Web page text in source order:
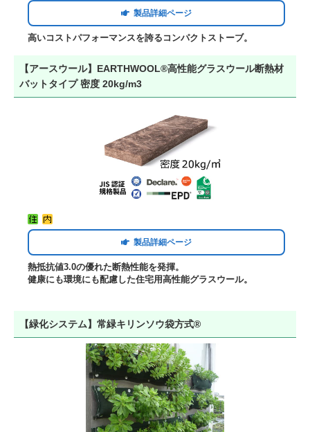
製品詳細ページ
高いコストパフォーマンスを誇るコンパクトストーブ。
【アースウール】EARTHWOOL®高性能グラスウール断熱材
バットタイプ 密度 20kg/m3
製品詳細ページ
熱抵抗値3.0の優れた断熱性能を発揮。
健康にも環境にも配慮した住宅用高性能グラスウール。
【緑化システム】常緑キリンソウ袋方式®